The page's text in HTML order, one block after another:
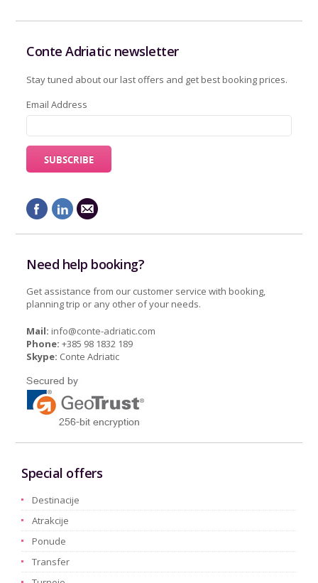
Conte Adriatic newsletter
Stay tuned about our last offers and get best booking prices.
Email Address
Need help booking?
Get assistance from our customer service with booking,
planning trip or any other of your needs.
Mail: info@conte-adriatic.com
Phone: +385 98 1832 189
Skype: Conte Adriatic
Special offers
Destinacije
Atrakcije
Ponude
Transfer